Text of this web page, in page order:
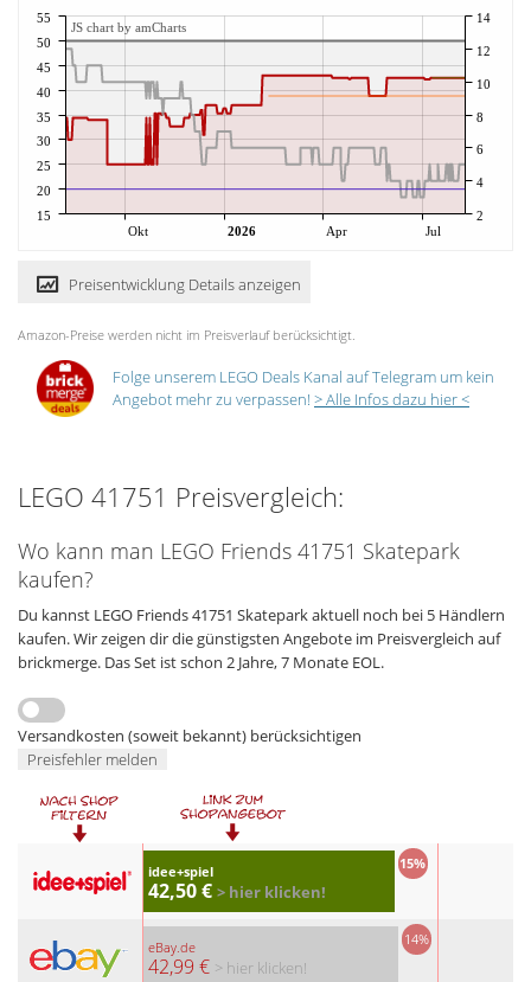
Okt 2026 Apr Jul
15
20
25
30
35
40
45
50
55
2
4
6
8
10
12
14
JS chart by amCharts
Preisentwicklung Details anzeigen
Amazon-Preise werden nicht im Preisverlauf berücksichtigt.
Folge unserem LEGO Deals Kanal auf Telegram um kein
Angebot mehr zu verpassen! > Alle Infos dazu hier <
LEGO 41751 Preisvergleich:
Wo kann man LEGO Friends 41751 Skatepark
kaufen?
Du kannst LEGO Friends 41751 Skatepark aktuell noch bei 5 Händlern
kaufen. Wir zeigen dir die günstigsten Angebote im Preisvergleich auf
brickmerge. Das Set ist schon 2 Jahre, 7 Monate EOL.
Versandkosten (soweit bekannt) berücksichtigen
Preisfehler melden
idee+spiel
42,50 €
15%
> hier klicken!
eBay.de
42,99 €
14%
> hier klicken!